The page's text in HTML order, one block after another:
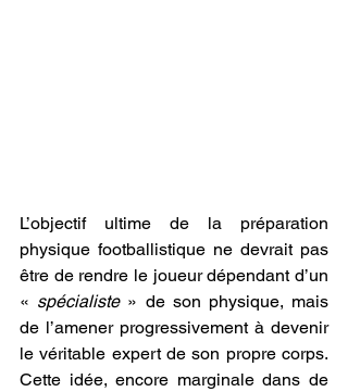
L’objectif ultime de la préparation
physique footballistique ne devrait pas
être de rendre le joueur dépendant d’un
« spécialiste » de son physique, mais
de l’amener progressivement à devenir
le véritable expert de son propre corps.
Cette idée, encore marginale dans de